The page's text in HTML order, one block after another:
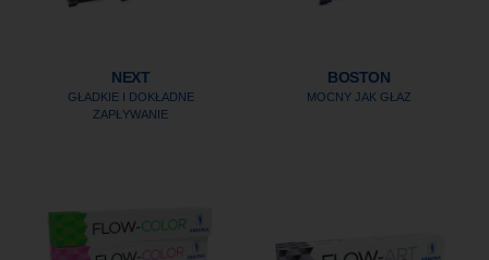
NEXT
GŁADKIE I DOKŁADNE
ZAPŁYWANIE
BOSTON
MOCNY JAK GŁAZ